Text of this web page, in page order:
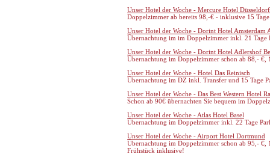
Unser Hotel der Woche - Mercure Hotel
Doppelzimmer ab bereits 98,-€ - inklusive 15
Unser Hotel der Woche - Dorint Hotel Amsterdam
Übernachtung im im Doppelzimmer inkl. 21 Tage
Unser Hotel der Woche - Dorint Hotel Adlershof
Übernachtung im Doppelzimmer schon ab 88,- €,
Unser Hotel der Woche - Hotel Das Reinisch
Übernachtung im DZ inkl. Transfer und 15 Tage
Unser Hotel der Woche - Das Best Western Hotel
Schon ab 90€ übernachten Sie bequem im
Unser Hotel der Woche - Atlas Hotel Basel
Übernachtung im Doppelzimmer inkl. 22 Tage
Unser Hotel der Woche - Airport Hotel Dortmund
Übernachtung im Doppelzimmer schon ab 95,-
Frühstück inklusive!